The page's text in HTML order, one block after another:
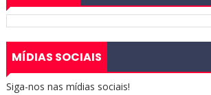
MÍDIAS SOCIAIS
Siga-nos nas mídias sociais!